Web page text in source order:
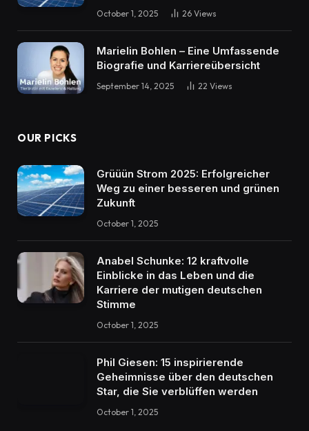
October 1, 2025 26 Views
Marielin Bohlen – Eine Umfassende
Biografie und Karriereübersicht
September 14, 2025 22 Views
OUR PICKS
Grüüün Strom 2025: Erfolgreicher
Weg zu einer besseren und grünen
Zukunft
October 1, 2025
Anabel Schunke: 12 kraftvolle
Einblicke in das Leben und die
Karriere der mutigen deutschen
Stimme
October 1, 2025
Phil Giesen: 15 inspirierende
Geheimnisse über den deutschen
Star, die Sie verblüffen werden
October 1, 2025